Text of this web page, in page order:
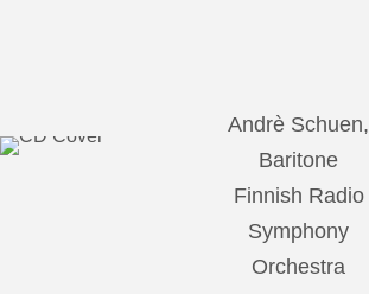
Andrè Schuen,
Baritone
Finnish Radio
Symphony
Orchestra